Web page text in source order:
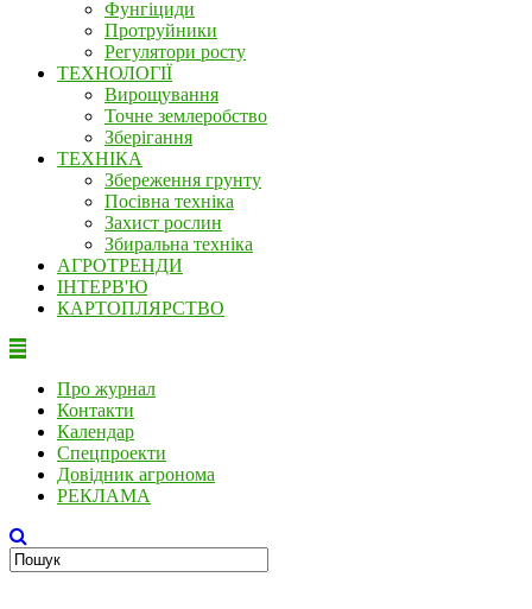
Фунгіциди
Протруйники
Регулятори росту
ТЕХНОЛОГІЇ
Вирощування
Точне землеробство
Зберігання
ТЕХНІКА
Збереження грунту
Посівна техніка
Захист рослин
Збиральна техніка
АГРОТРЕНДИ
ІНТЕРВ'Ю
КАРТОПЛЯРСТВО
Про журнал
Контакти
Календар
Спецпроекти
Довідник агронома
РЕКЛАМА